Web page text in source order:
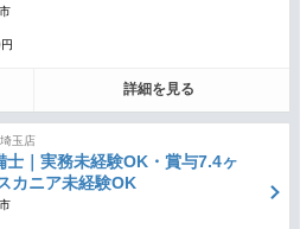
詳細を見る
玉店
士｜実務未経験OK・賞与7.4ヶ
カニア未経験OK